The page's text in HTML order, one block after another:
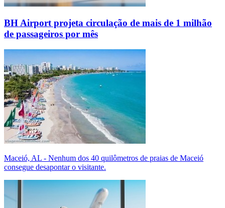
BH Airport projeta circulação de mais de 1 milhão
de passageiros por mês
Maceió, AL - Nenhum dos 40 quilômetros de praias de Maceió
consegue desapontar o visitante.